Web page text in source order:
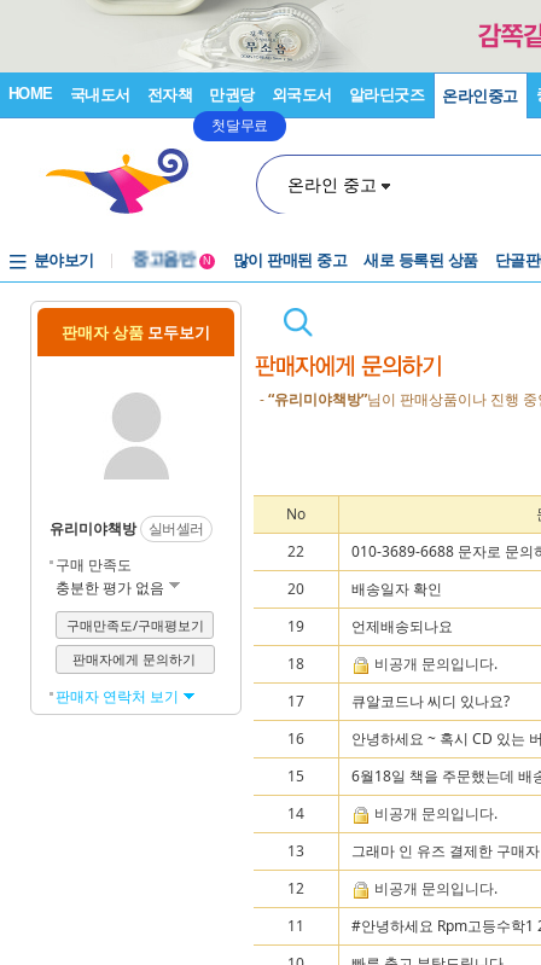
HOME 국내도서 전자책 만권당
첫달무료
외국도서 알라딘굿즈 온라인중고
온라인 중고
분야보기
중고음반
N 많이 판매된 중고 새로 등록된 상품 단골
판매자 상품 모두보기
유리미야책방
실버셀러
구매 만족도
충분한 평가 없음
구매만족도/구매평보기
판매자에게 문의하기
판매자 연락처 보기
-“유리미야책방”님이 판매상품이나 진행
No
22
010-3689-6688 문자로 문의
20
배송일자 확인
19
언제배송되나요
18
비공개 문의입니다.
17
큐알코드나 씨디 있나요?
16
안녕하세요 ~ 혹시 CD 있는
15
6월18일 책을 주문했는데 배
14
비공개 문의입니다.
13
그래마 인 유즈 결제한 구매
12
비공개 문의입니다.
11
#안녕하세요 Rpm고등수학